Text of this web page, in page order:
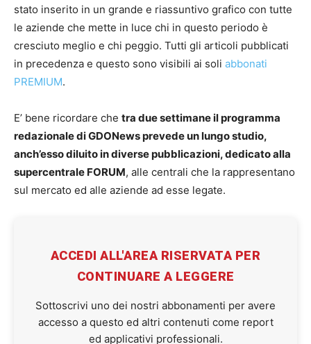
stato inserito in un grande e riassuntivo grafico con tutte
le aziende che mette in luce chi in questo periodo è
cresciuto meglio e chi peggio. Tutti gli articoli pubblicati
in precedenza e questo sono visibili ai soli abbonati
PREMIUM.
E’ bene ricordare che tra due settimane il programma
redazionale di GDONews prevede un lungo studio,
anch’esso diluito in diverse pubblicazioni, dedicato alla
supercentrale FORUM, alle centrali che la rappresentano
sul mercato ed alle aziende ad esse legate.
ACCEDI ALL'AREA RISERVATA PER
CONTINUARE A LEGGERE
Sottoscrivi uno dei nostri abbonamenti per avere
accesso a questo ed altri contenuti come report
ed applicativi professionali.